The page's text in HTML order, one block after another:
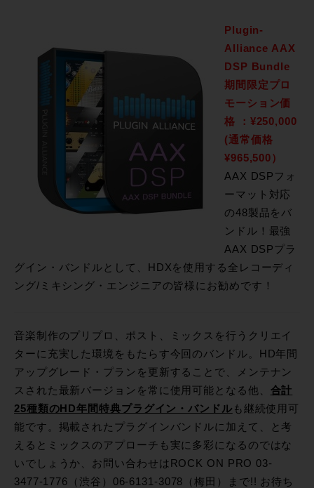
Plugin-
Alliance AAX
DSP Bundle
期間限定プロ
モーション価
格 ： ¥250,000
(通常価格
¥965,500）
AAX DSPフォ
ーマット対応
の48製品をバ
ンドル！最強
AAX DSPプラ
グイン・バンドルとして、HDXを使用する全レコーディ
ング/ミキシング・エンジニアの皆様にお勧めです！
音楽制作のプリプロ、ポスト、ミックスを行うクリエイ
ターに充実した環境をもたらす今回のバンドル。HD年間
アップグレード・プランを更新することで、メンテナン
スされた最新バージョンを常に使用可能となる他、 合計
25種類のHD年間特典プラグイン・バンドル も継続使用可
能です。掲載されたプラグインバンドルに加えて、と考
えるとミックスのアプローチも実に多彩になるのではな
いでしょうか、お問い合わせはROCK ON PRO 03-
3477-1776（渋谷）06-6131-3078（梅田）まで!! お待ち